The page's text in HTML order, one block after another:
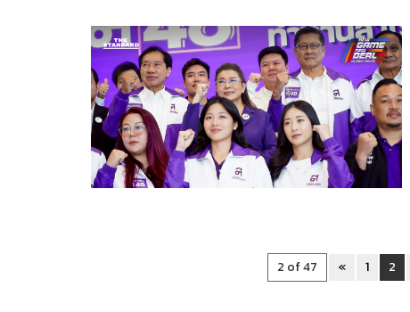
2 of 47 « 1 2